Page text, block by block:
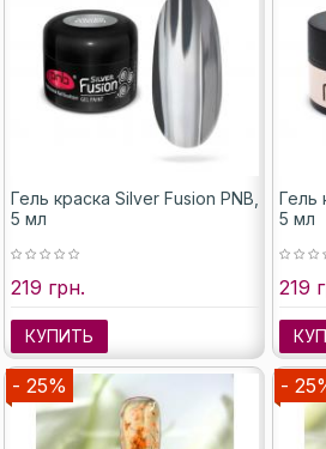
Гель краска Silver Fusion PNB,
5 мл
219 грн.
КУПИТЬ
Гель
5 мл
219
- 25% -